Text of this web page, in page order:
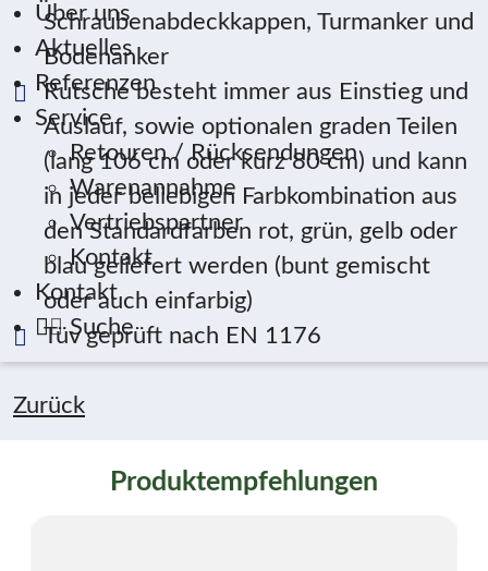
Über uns
Aktuelles
Referenzen
Service
Retouren / Rücksendungen
Warenannahme
Vertriebspartner
Kontakt
Kontakt
Suche
Schraubenabdeckkappen, Turmanker und
Bodenanker
Rutsche besteht immer aus Einstieg und
Auslauf, sowie optionalen graden Teilen
(lang 106 cm oder kurz 80 cm) und kann
in jeder beliebigen Farbkombination aus
den Standardfarben rot, grün, gelb oder
blau geliefert werden (bunt gemischt
oder auch einfarbig)
Tüv geprüft nach EN 1176
Zurück
Produktempfehlungen